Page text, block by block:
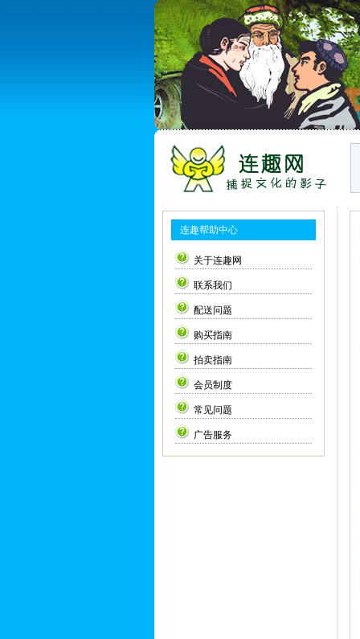
连趣帮助中心
关于连趣网
联系我们
配送问题
购买指南
拍卖指南
会员制度
常见问题
广告服务